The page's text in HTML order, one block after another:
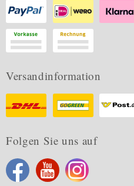
Versandinformation
Folgen Sie uns auf